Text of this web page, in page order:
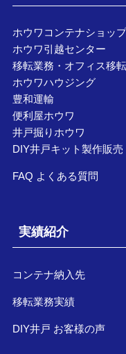
ホウワコンテナショップ
ホウワ引越センター
移転業務・オフィス移転
ホウワハウジング
豊和運輸
便利屋ホウワ
井戸掘りホウワ
DIY井戸キット製作販売
FAQ よくある質問
実績紹介
コンテナ納入先
移転業務実績
DIY井戸 お客様の声